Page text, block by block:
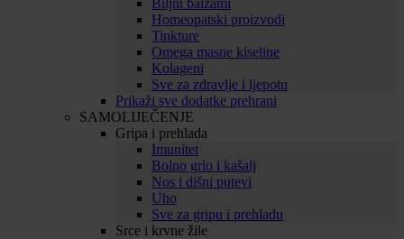
Biljni balzami
Homeopatski proizvodi
Tinkture
Omega masne kiseline
Kolageni
Sve za zdravlje i ljepotu
Prikaži sve dodatke prehrani
SAMOLIJEČENJE
Gripa i prehlada
Imunitet
Bolno grlo i kašalj
Nos i dišni putevi
Uho
Sve za gripu i prehladu
Srce i krvne žile